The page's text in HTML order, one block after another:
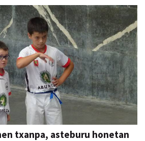
txanpa, asteburu honetan